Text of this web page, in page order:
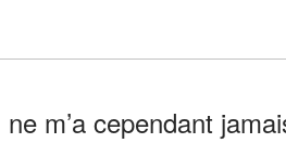
m’a cependant